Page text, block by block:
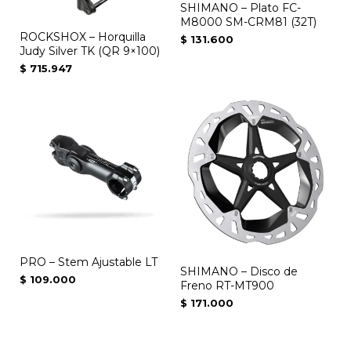
ROCKSHOX – Horquilla
Judy Silver TK (QR 9×100)
$ 715.947
SHIMANO – Plato FC-
M8000 SM-CRM81 (32T)
$ 131.600
PRO – Stem Ajustable LT
$ 109.000
SHIMANO – Disco de
Freno RT-MT900
$ 171.000